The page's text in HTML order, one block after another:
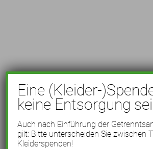
Eine (Kleider-
keine Entsorgung
Auch nach Einführung der
gilt: Bitte unterscheiden Sie zwischen
Kleiderspenden!